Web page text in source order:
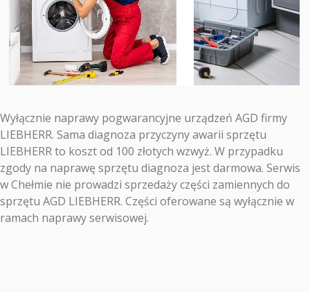
Wyłącznie naprawy pogwarancyjne urządzeń AGD firmy
LIEBHERR. Sama diagnoza przyczyny awarii sprzętu
LIEBHERR to koszt od 100 złotych wzwyż. W przypadku
zgody na naprawę sprzętu diagnoza jest darmowa. Serwis
w Chełmie nie prowadzi sprzedaży części zamiennych do
sprzętu AGD LIEBHERR. Części oferowane są wyłącznie w
ramach naprawy serwisowej.